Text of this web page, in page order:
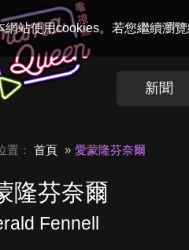
站使用cookies。若您繼續瀏
Welcome to
新聞
置： 首頁 愛蒙隆芬奈爾
隆芬奈爾
Fennell